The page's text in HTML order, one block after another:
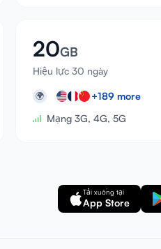
20GB
Hiệu lực 30 ngày
🌍 +189 more
Mạng 3G, 4G, 5G
Tải xuống tại
App Store